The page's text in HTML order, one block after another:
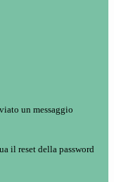
un messaggio
il reset della password